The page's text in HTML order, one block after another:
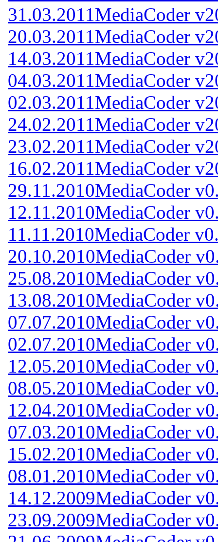
31.03.2011 MediaCoder
20.03.2011 MediaCoder
14.03.2011 MediaCoder
04.03.2011 MediaCoder
02.03.2011 MediaCoder
24.02.2011 MediaCoder
23.02.2011 MediaCoder
16.02.2011 MediaCoder
29.11.2010MediaCoder
12.11.2010MediaCoder
11.11.2010MediaCoder
20.10.2010MediaCoder
25.08.2010MediaCoder
13.08.2010MediaCoder
07.07.2010MediaCoder
02.07.2010MediaCoder
12.05.2010MediaCoder
08.05.2010MediaCoder
12.04.2010MediaCoder
07.03.2010MediaCoder
15.02.2010MediaCoder
08.01.2010MediaCoder
14.12.2009MediaCoder
23.09.2009MediaCoder